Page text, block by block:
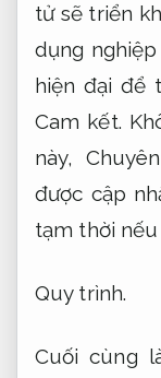
tử sẽ triển
dụng
hiện đại để
Cam kết.
này,
được cập
tạm thời nếu
Quy trình.
Cuối cùng